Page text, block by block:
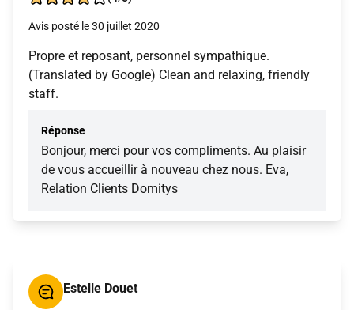
Avis posté le 30 juillet 2020
Propre et reposant, personnel sympathique.
(Translated by Google) Clean and relaxing, friendly
staff.
Réponse
Bonjour, merci pour vos compliments. Au plaisir
de vous accueillir à nouveau chez nous. Eva,
Relation Clients Domitys
Estelle Douet